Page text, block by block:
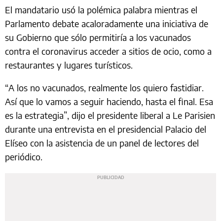
El mandatario usó la polémica palabra mientras el
Parlamento debate acaloradamente una iniciativa de
su Gobierno que sólo permitiría a los vacunados
contra el coronavirus acceder a sitios de ocio, como a
restaurantes y lugares turísticos.
“A los no vacunados, realmente los quiero fastidiar.
Así que lo vamos a seguir haciendo, hasta el final. Esa
es la estrategia”, dijo el presidente liberal a Le Parisien
durante una entrevista en el presidencial Palacio del
Elíseo con la asistencia de un panel de lectores del
periódico.